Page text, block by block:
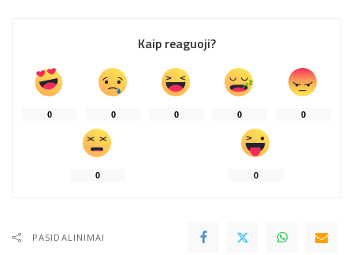
Kaip reaguoji?
0 0 0 0 0
0 0
PASIDALINIMAI